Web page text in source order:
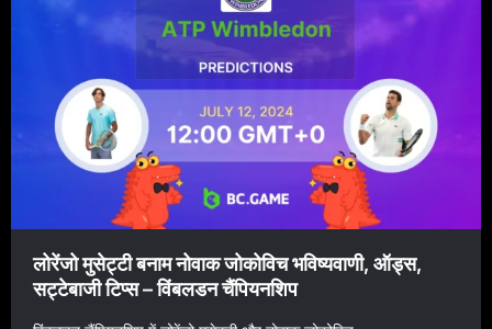
लोरेंजो मुसेट्टी बनाम नोवाक जोकोविच भविष्यवाणी, ऑड्स,
सट्टेबाजी टिप्स – विंबलडन चैंपियनशिप